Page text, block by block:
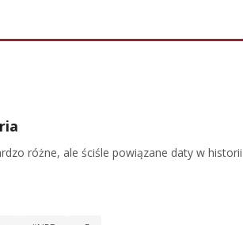
różne, ale ściśle powiązane daty w historii